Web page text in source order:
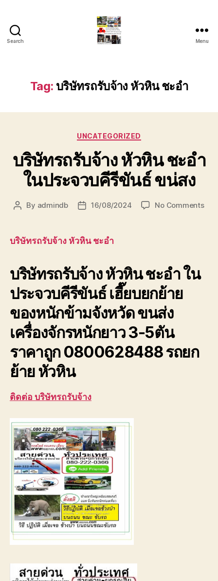
Search
สไลด์
ใน
หัวหิน
ชั่วโมง
โทร
0888000456
Menu
Tag: บริษัทรถรับจ้าง หัวหิน ชะอำ
Categories
UNCATEGORIZED
บริษัทรถรับจ้าง หัวหิน ชะอำ
ในประจวบคีรีขันธ์ ขน่สง
Post
By admindb
Post16/08/2024 No Commentson
บริษัทรถรับจ้าง หัวหิน ชะอำ
บริษัทรถรับจ้าง หัวหิน ชะอำ ใน
ประจวบคีรีขันธ์ เฮี๊ยบยกย้าย
ของหนักข้ามจังหวัด ขนส่ง
เครื่องจักรหนักยาว 3-5ตัน
ราคาถูก 0800628488 รถยก
ย้าย หัวหิน
ติดต่อ บริษัทรถรับจ้าง